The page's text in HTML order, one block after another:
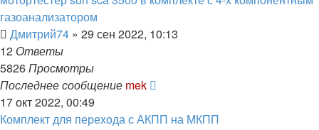
газоанализатором
Дмитрий74 » 29 сен 2022, 10:13
12 Ответы
5826Просмотры
Последнее сообщение mek
17 окт 2022, 00:49
Комплект для перехода с АКПП на МКПП